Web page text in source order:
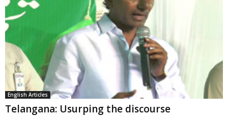
English Articles
Telangana: Usurping the discourse